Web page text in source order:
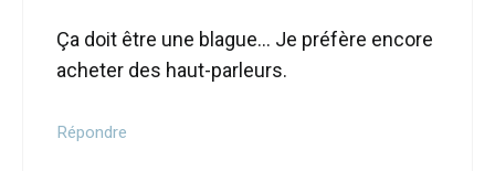
Ça doit être une blague… Je préfère encore
acheter des haut-parleurs.
Répondre